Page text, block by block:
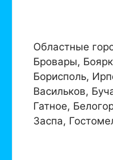
Областные
Бровары,
Борисполь,
Васильков,
Гатное,
Заспа,